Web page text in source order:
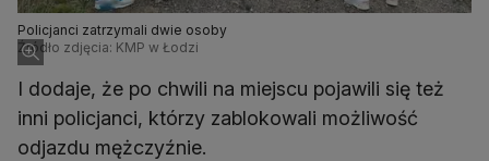
Policjanci zatrzymali dwie osoby
Źródło zdjęcia: KMP w Łodzi
I dodaje, że po chwili na miejscu pojawili się też
inni policjanci, którzy zablokowali możliwość
odjazdu mężczyźnie.